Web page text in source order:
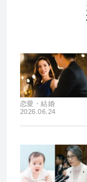
恋愛・結婚
2026.06.24